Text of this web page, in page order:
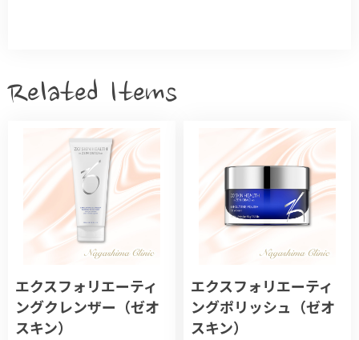
Related Items
エクスフォリエーティ
ングクレンザー（ゼオ
スキン）
エクスフォリエーティ
ングポリッシュ（ゼオ
スキン）